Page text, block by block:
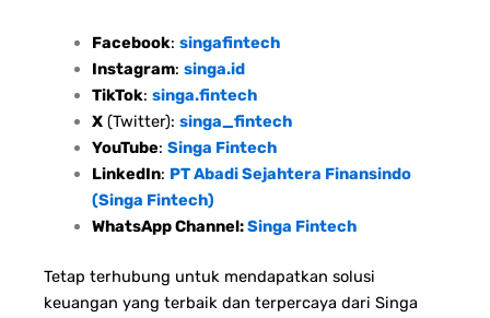
Facebook: singafintech
Instagram: singa.id
TikTok: singa.fintech
X(Twitter): singa_fintech
YouTube: Singa Fintech
LinkedIn: PT Abadi Sejahtera Finansindo
(Singa Fintech)
WhatsApp Channel:Singa Fintech
Tetap terhubung untuk mendapatkan solusi
keuangan yang terbaik dan terpercaya dari Singa